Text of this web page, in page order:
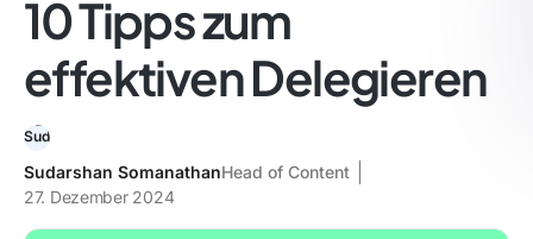
10 Tipps zum
effektiven Delegieren
Sudarshan SomanathanHead of Content
27. Dezember 2024